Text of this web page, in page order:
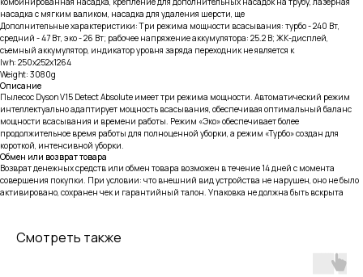
насадка с мягким валиком, насадка для удаления шерсти, ще
Дополнительные характеристики: Три режима мощности всасывания: турбо - 240 Вт,
средний - 47 Вт, эко - 26 Вт; рабочее напряжение аккумулятора: 25.2 В; ЖК-дисплей,
съемный аккумулятор, индикатор уровня заряда переходник не является к
lwh: 250x252x1264
Weight: 3080g
Описание
Пылесос Dyson V15 Detect Absolute имеет три режима мощности. Автоматический режим
интеллектуально адаптирует мощность всасывания, обеспечивая оптимальный баланс
мощности всасывания и времени работы. Режим «Эко» обеспечивает более
продолжительное время работы для полноценной уборки, а режим «Турбо» создан для
короткой, интенсивной уборки.
Обмен или возврат товара
Возврат денежных средств или обмен товара возможен в течение 14 дней с момента
совершения покупки. При условии: что внешний вид устройства не нарушен, оно не было
активировано, сохранен чек и гарантийный талон. Упаковка не должна быть вскрыта
Смотреть также
тел: 8-914-926-96-10